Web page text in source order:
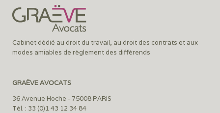
Cabinet dédié au droit du travail, au droit des contrats et aux
modes amiables de règlement des différends
GRAËVE AVOCATS
36 Avenue Hoche - 75008 PARIS
Tél. : 33 (0)1 43 12 34 84